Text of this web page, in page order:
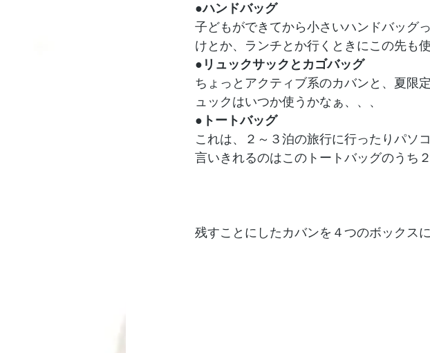
●ハンドバッグ
子どもができてから小さいハンドバッグ
けとか、ランチとか行くときにこの先も
●リュックサックとカゴバッグ
ちょっとアクティブ系のカバンと、夏限
ュックはいつか使うかなぁ、、、
●トートバッグ
これは、２～３泊の旅行に行ったりパソ
言いきれるのはこのトートバッグのうち
残すことにしたカバンを４つのボックスに